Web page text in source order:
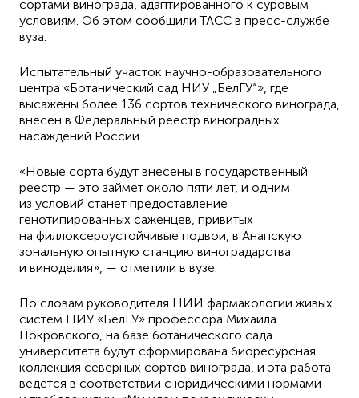
сортами винограда, адаптированного к суровым
условиям. Об этом сообщили ТАСС в пресс-службе
вуза.
Испытательный участок научно-образовательного
центра «Ботанический сад НИУ „БелГУ“», где
высажены более 136 сортов технического винограда,
внесен в Федеральный реестр виноградных
насаждений России.
«Новые сорта будут внесены в государственный
реестр — это займет около пяти лет, и одним
из условий станет предоставление
генотипированных саженцев, привитых
на филлоксероустойчивые подвои, в Анапскую
зональную опытную станцию виноградарства
и виноделия», — отметили в вузе.
По словам руководителя НИИ фармакологии живых
систем НИУ «БелГУ» профессора Михаила
Покровского, на базе ботанического сада
университета будут сформирована биоресурсная
коллекция северных сортов винограда, и эта работа
ведется в соответствии с юридическими нормами